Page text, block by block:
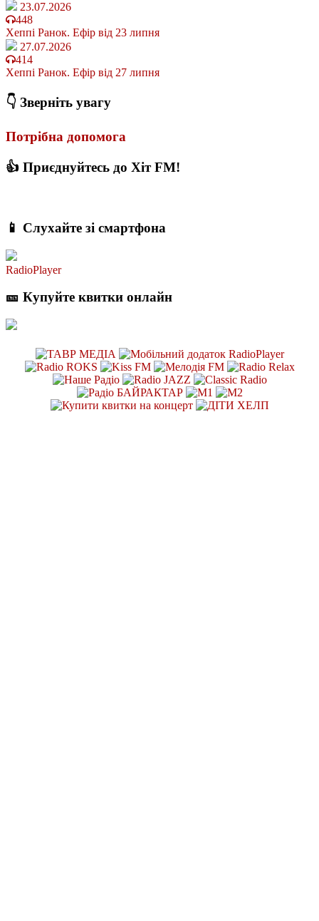
23.07.2026
448
Хеппі Ранок. Ефір від 23 липня
27.07.2026
414
Хеппі Ранок. Ефір від 27 липня
👇 Зверніть увагу
Потрібна допомога
👍 Приєднуйтесь до Хіт FM!
📱 Слухайте зі смартфона
RadioPlayer
🎫 Купуйте квитки онлайн